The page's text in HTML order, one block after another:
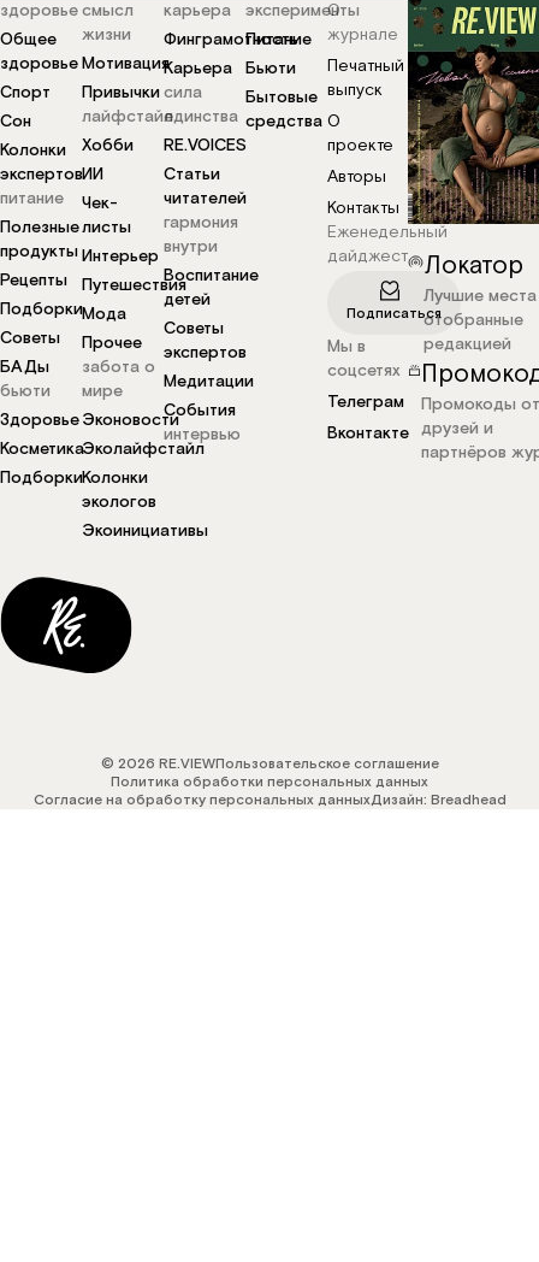
здоровье
Общее
здоровье
Спорт
Сон
Колонки
экспертов
питание
Полезные
продукты
Рецепты
Подборки
Советы
БАДы
бьюти
Здоровье
Косметика
Подборки
смысл
жизни
Мотивация
Привычки
лайфстайл
Хобби
ИИ
Чек-
листы
Интерьер
Путешествия
Мода
Прочее
забота о
мире
Эконовости
Эколайфстайл
Колонки
экологов
Экоинициативы
карьера
Финграмотность
Карьера
сила
единства
RE.VOICES
Статьи
читателей
гармония
внутри
Воспитание
детей
Советы
экспертов
Медитации
События
интервью
эксперименты
Питание
Бьюти
Бытовые
средства
О
журнале
Печатный
выпуск
О
проекте
Авторы
Контакты
Еженедельный
дайджест
Подписаться
Мы в
соцсетях
Телеграм
Вконтакте
Локатор
Лучшие места
отобранные
редакцией
Промокоды
друзей и
партнёров
© 2026 RE.VIEWПользовательское соглашение
Политика обработки персональных данных
Согласие на обработку персональных данныхДизайн: Breadhead